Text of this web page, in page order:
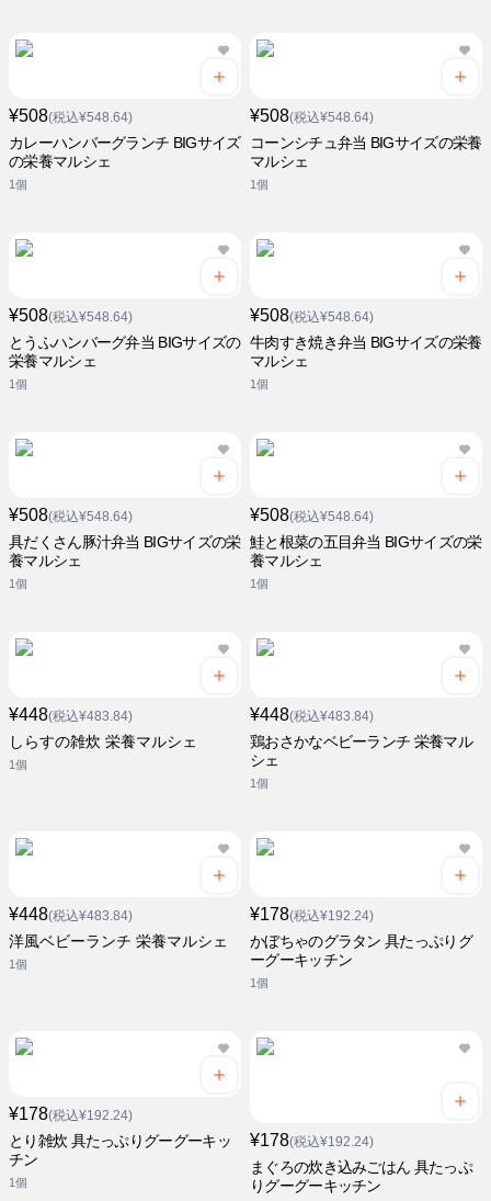
¥508(税込¥548.64)
カレーハンバーグランチ BIGサイズ
の栄養マルシェ
1個
¥508(税込¥548.64)
コーンシチュ弁当 BIGサイズの栄養
マルシェ
1個
¥508(税込¥548.64)
とうふハンバーグ弁当 BIGサイズの
栄養マルシェ
1個
¥508(税込¥548.64)
牛肉すき焼き弁当 BIGサイズの栄養
マルシェ
1個
¥508(税込¥548.64)
具だくさん豚汁弁当 BIGサイズの栄
養マルシェ
1個
¥508(税込¥548.64)
鮭と根菜の五目弁当 BIGサイズの栄
養マルシェ
1個
¥448(税込¥483.84)
しらすの雑炊 栄養マルシェ
1個
¥448(税込¥483.84)
鶏おさかなベビーランチ 栄養マル
シェ
1個
¥448(税込¥483.84)
洋風ベビーランチ 栄養マルシェ
1個
¥178(税込¥192.24)
かぼちゃのグラタン 具たっぷりグ
ーグーキッチン
1個
¥178(税込¥192.24)
とり雑炊 具たっぷりグーグーキッ
チン
1個
¥178(税込¥192.24)
まぐろの炊き込みごはん 具たっぷ
りグーグーキッチン